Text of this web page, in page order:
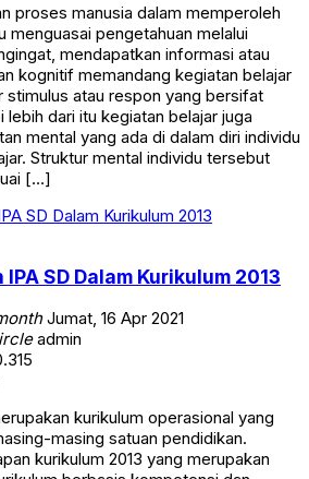
proses manusia dalam memperoleh
menguasai pengetahuan melalui
mendapatkan informasi atau
kognitif memandang kegiatan belajar
stimulus atau respon yang bersifat
dari itu kegiatan belajar juga
mental yang ada di dalam diri individu
Struktur mental individu tersebut
[…]
SD Dalam Kurikulum 2013
Jumat, 16 Apr 2021
admin
kurikulum operasional yang
masing satuan pendidikan.
kurikulum 2013 yang merupakan